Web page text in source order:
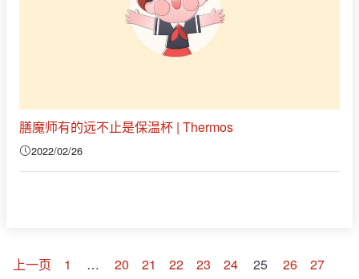
膳魔师有的远不止是保温杯 | Thermos
2022/02/26
上一页 1 … 20 21 22 23 24 25 26
27